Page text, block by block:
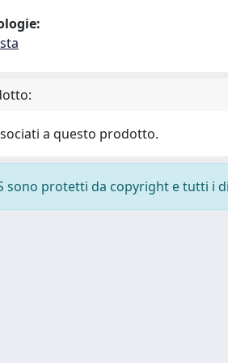
a questo prodotto.
sono protetti da copyright e tutti i